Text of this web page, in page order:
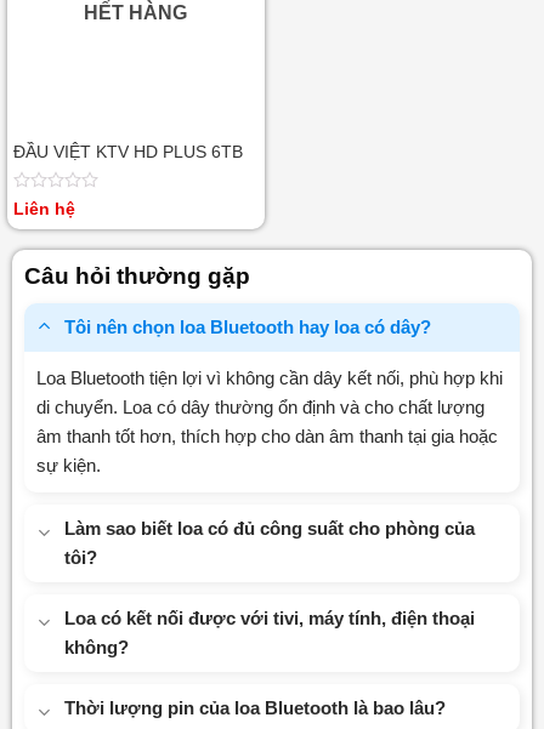
HẾT HÀNG
ĐẦU VIỆT KTV HD PLUS 6TB
Được
0
Liên hệ
Câu hỏi thường gặp
Tôi nên chọn loa Bluetooth hay loa có dây?
Loa Bluetooth tiện lợi vì không cần dây kết nối, phù hợp khi
di chuyển. Loa có dây thường ổn định và cho chất lượng
âm thanh tốt hơn, thích hợp cho dàn âm thanh tại gia hoặc
sự kiện.
Làm sao biết loa có đủ công suất cho phòng của
tôi?
Loa có kết nối được với tivi, máy tính, điện thoại
không?
Thời lượng pin của loa Bluetooth là bao lâu?